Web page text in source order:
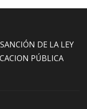
DE LA LEY
PÚBLICA